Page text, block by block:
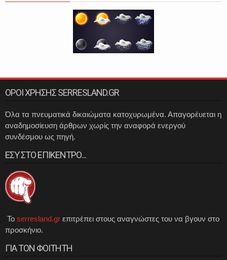
ΟΡΟΙ ΧΡΗΣΗΣ SERRESLAND.GR
Όλα τα πνευματικά δικαιώματα κατοχυρωμένα. Απαγορέυεται η
αναδημοσίευση άρθρων χωρίς την αναφορά ενεργού
συνδέσμου ως πηγή.
ΕΣΥ ΣΤΟ ΕΠΙΚΕΝΤΡΟ...
Το serresland.gr επιτρέπει στους αναγνώστες του να βγουν στο
προσκήνιο.
ΓΙΑ ΤΟΝ ΦΟΙΤΗΤΗ